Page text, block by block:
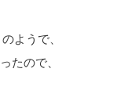
ようで、
たので、